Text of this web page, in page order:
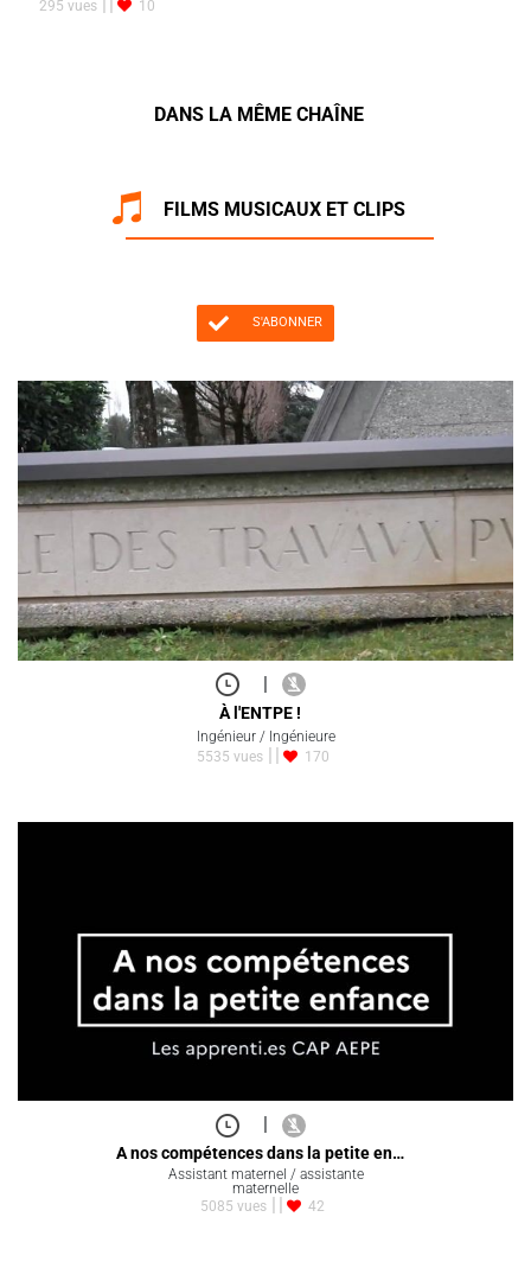
295 vues
10
DANS LA MÊME CHAÎNE
FILMS MUSICAUX ET CLIPS
S'ABONNER
|
À l'ENTPE !
Ingénieur / Ingénieure
5535 vues
170
|
A nos compétences dans la petite en…
Assistant maternel / assistante
maternelle
5085 vues
42